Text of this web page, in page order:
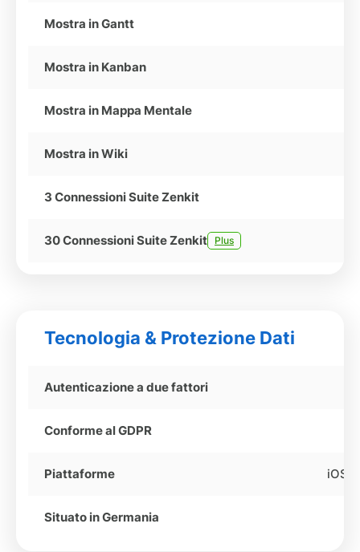
Mostra in Gantt
Mostra in Kanban
Mostra in Mappa Mentale
Mostra in Wiki
3 Connessioni Suite Zenkit
30 Connessioni Suite Zenkit Plus
Tecnologia & Protezione Dati
Autenticazione a due fattori
Conforme al GDPR
Piattaforme iOS,
Situato in Germania